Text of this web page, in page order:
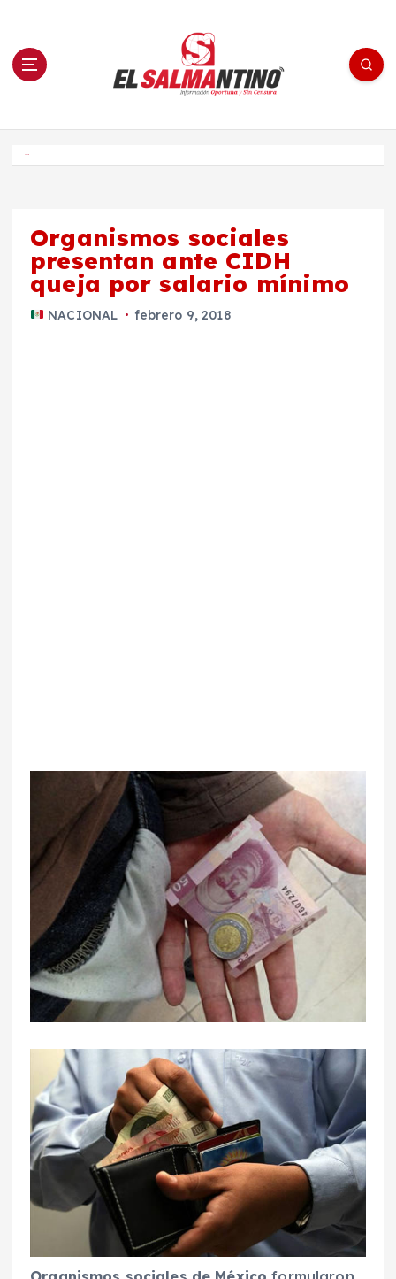
n El Salmantino - medios/noticias/editorial
Organismos sociales
presentan ante CIDH
queja por salario mínimo
NACIONAL febrero 9, 2018